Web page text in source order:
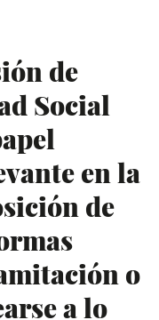
de
Social
en la
de
o
a lo